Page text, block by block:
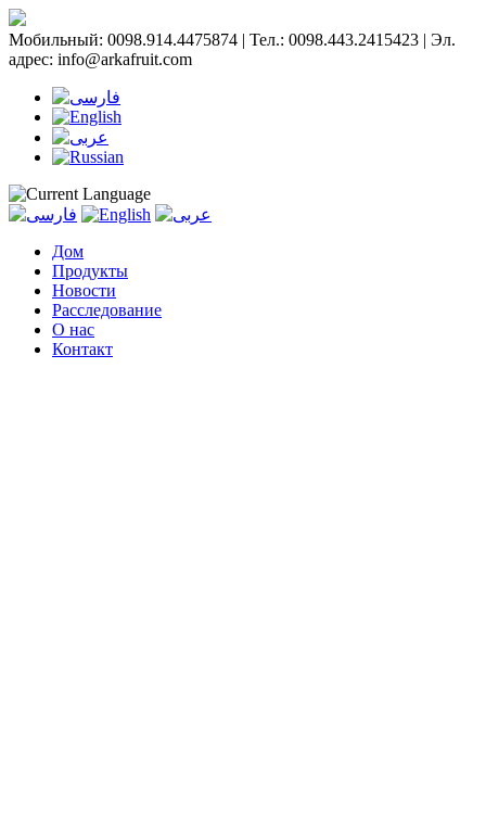
Мобильный: 0098.914.4475874 | Тел.: 0098.443.2415423 | Эл.
адрес: info@arkafruit.com
Дом
Продукты
Новости
Расследование
О нас
Контакт